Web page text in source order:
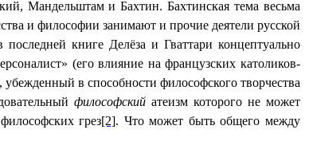
Мандельштам и Бахтин. Бахтинская тема весьма
и философии занимают и прочие деятели русской
книге Делёза и Гваттари концептуально
(его влияние на французских католиков-
в способности философского творчества
философскийатеизм которого не может
грез[2]. Что может быть общего между